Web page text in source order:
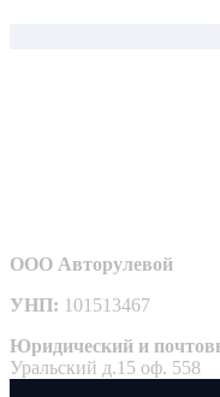
ООО Авторулевой
УНП: 101513467
Юридический и
Уральский д.15 оф. 558